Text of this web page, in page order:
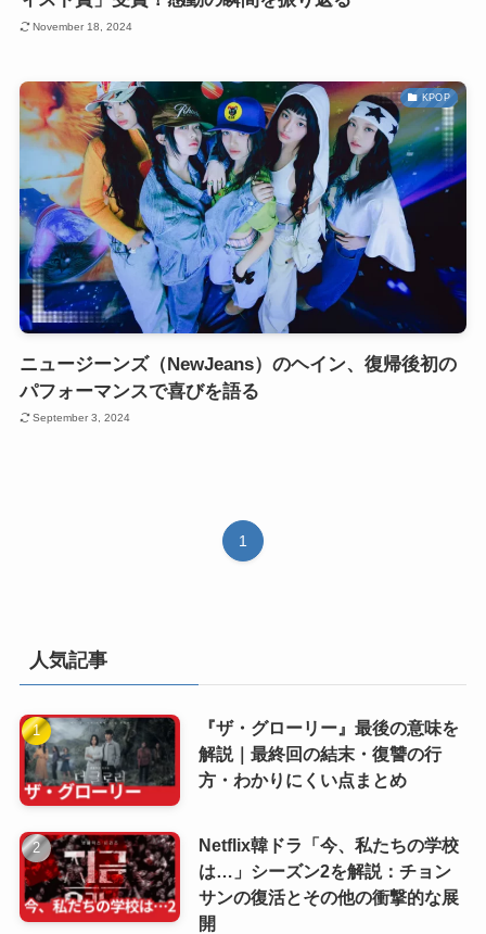
November 18, 2024
KPOP
ニュージーンズ（NewJeans）のヘイン、復帰後初の
パフォーマンスで喜びを語る
September 3, 2024
1
人気記事
『ザ・グローリー』最後の意味を
解説｜最終回の結末・復讐の行
方・わかりにくい点まとめ
Netflix韓ドラ「今、私たちの学校
は…」シーズン2を解説：チョン
サンの復活とその他の衝撃的な展
開